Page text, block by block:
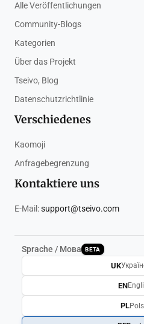
Alle Veröffentlichungen
Community-Blogs
Kategorien
Über das Projekt
Tseivo, Blog
Datenschutzrichtlinie
Verschiedenes
Kaomoji
Anfragebegrenzung
Kontaktiere uns
E-Mail:support@tseivo.com
Sprache / Мова BETA
UK
EN
PL